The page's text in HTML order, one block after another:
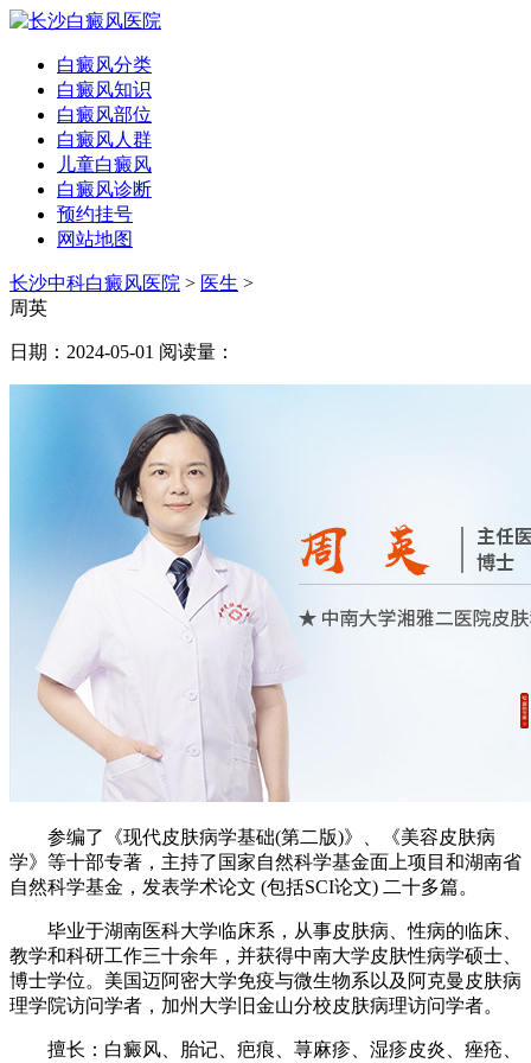
白癜风分类
白癜风知识
白癜风部位
白癜风人群
儿童白癜风
白癜风诊断
预约挂号
网站地图
长沙中科白癜风医院 > 医生 >
周英
日期：2024-05-01 阅读量：
参编了《现代皮肤病学基础(第二版)》、《美容皮肤病
学》等十部专著，主持了国家自然科学基金面上项目和湖南省
自然科学基金，发表学术论文 (包括SCI论文) 二十多篇。
毕业于湖南医科大学临床系，从事皮肤病、性病的临床、
教学和科研工作三十余年，并获得中南大学皮肤性病学硕士、
博士学位。美国迈阿密大学免疫与微生物系以及阿克曼皮肤病
理学院访问学者，加州大学旧金山分校皮肤病理访问学者。
擅长：白癜风、胎记、疤痕、荨麻疹、湿疹皮炎、痤疮、